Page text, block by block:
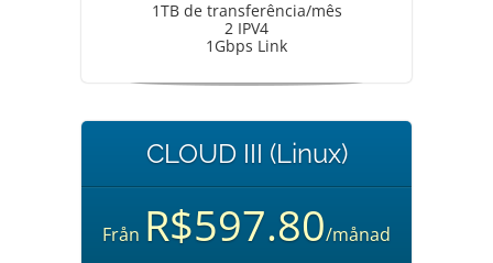
1TB de transferência/mês
2 IPV4
1Gbps Link
CLOUD III (Linux)
Från R$597.80/månad